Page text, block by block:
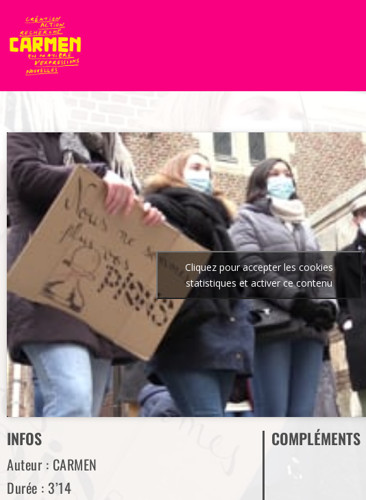
Cliquez pour accepter les cookies
statistiques et activer ce contenu
INFOS
Auteur : CARMEN
Durée : 3’14
COMPLÉMENTS